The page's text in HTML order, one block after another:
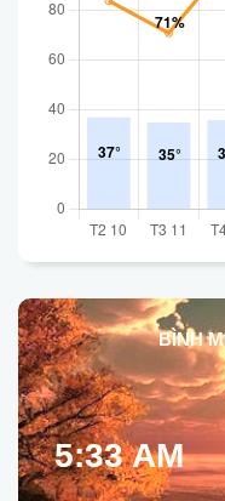
BÌNH
5:33 AM